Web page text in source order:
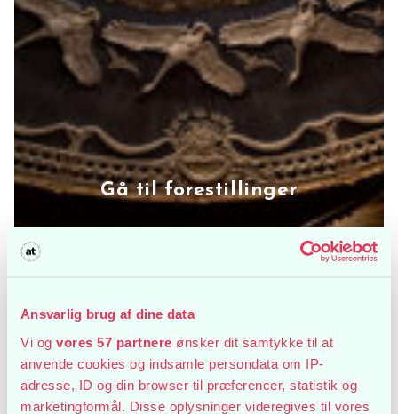
Ansvarlig brug af dine data
Vi og vores 57 partnere ønsker dit samtykke til at
anvende cookies og indsamle persondata om IP-
adresse, ID og din browser til præferencer, statistik og
marketingformål. Disse oplysninger videregives til vores
Gå til forestillinger